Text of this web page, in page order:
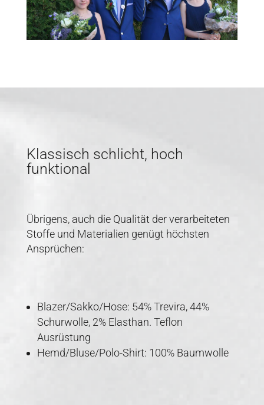
Klassisch schlicht, hoch
funktional
Übrigens, auch die Qualität der verarbeiteten
Stoffe und Materialien genügt höchsten
Ansprüchen:
Blazer/Sakko/Hose: 54% Trevira, 44%
Schurwolle, 2% Elasthan. Teflon
Ausrüstung
Hemd/Bluse/Polo-Shirt: 100% Baumwolle